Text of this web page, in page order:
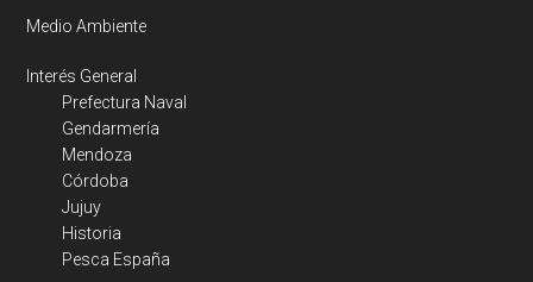
Medio Ambiente
Interés General
Prefectura Naval
Gendarmería
Mendoza
Córdoba
Jujuy
Historia
Pesca España